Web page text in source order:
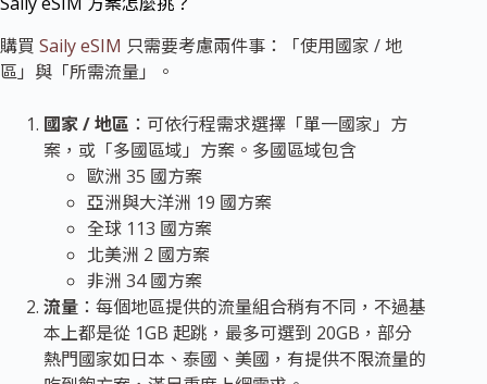
購買 Saily eSIM 只需要考慮兩件事：「使用國家 / 地
區」與「所需流量」。
國家 / 地區 ：可依行程需求選擇「單一國家」方
案，或「多國區域」方案。多國區域包含
歐洲 35 國方案
亞洲與大洋洲 19 國方案
全球 113 國方案
北美洲 2 國方案
非洲 34 國方案
流量 ：每個地區提供的流量組合稍有不同，不過基
本上都是從 1GB 起跳 ，最多可選到 20GB，部分
熱門國家如日本、泰國、美國，有提供不限流量的